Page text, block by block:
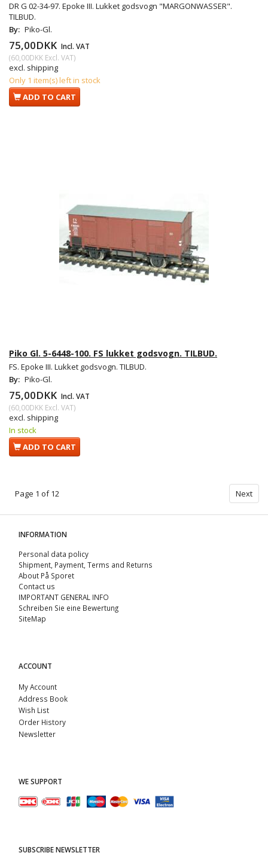
DR G 02-34-97. Epoke III. Lukket godsvogn "MARGONWASSER".
TILBUD.
By: Piko-Gl.
75,00DKK Incl. VAT
(60,00DKK Excl. VAT)
excl. shipping
Only 1 item(s) left in stock
ADD TO CART
Piko Gl. 5-6448-100. FS lukket godsvogn. TILBUD.
FS. Epoke III. Lukket godsvogn. TILBUD.
By: Piko-Gl.
75,00DKK Incl. VAT
(60,00DKK Excl. VAT)
excl. shipping
In stock
ADD TO CART
Page 1 of 12 Next
INFORMATION
Personal data policy
Shipment, Payment, Terms and Returns
About På Sporet
Contact us
IMPORTANT GENERAL INFO
Schreiben Sie eine Bewertung
SiteMap
ACCOUNT
My Account
Address Book
Wish List
Order History
Newsletter
WE SUPPORT
SUBSCRIBE NEWSLETTER